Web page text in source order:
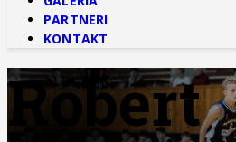
PARTNERI
KONTAKT
Róbert